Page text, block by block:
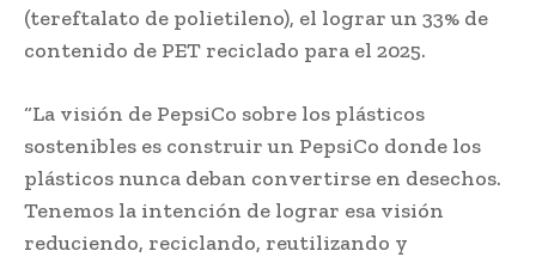
(tereftalato de polietileno), el lograr un 33% de
contenido de PET reciclado para el 2025.
“La visión de PepsiCo sobre los plásticos
sostenibles es construir un PepsiCo donde los
plásticos nunca deban convertirse en desechos.
Tenemos la intención de lograr esa visión
reduciendo, reciclando, reutilizando y